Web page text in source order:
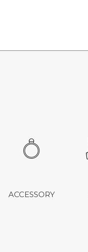
ACCESSORY